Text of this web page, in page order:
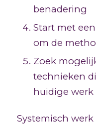
benadering
Start met
om de
Zoek
technieken
huidige werk
Systemisch